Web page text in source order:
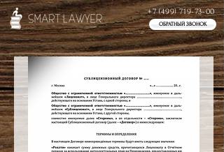
+7 (499) 719-73-00
ОБРАТНЫЙ ЗВОНОК